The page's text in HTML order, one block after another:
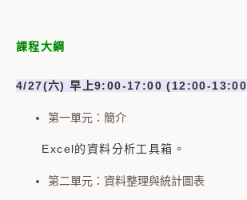
課程大綱
4/27(六)早上9:00-17:00 (12:00-13:00
第一單元：簡介
Excel的資料分析工具箱。
第二單元：資料整理與統計圖表